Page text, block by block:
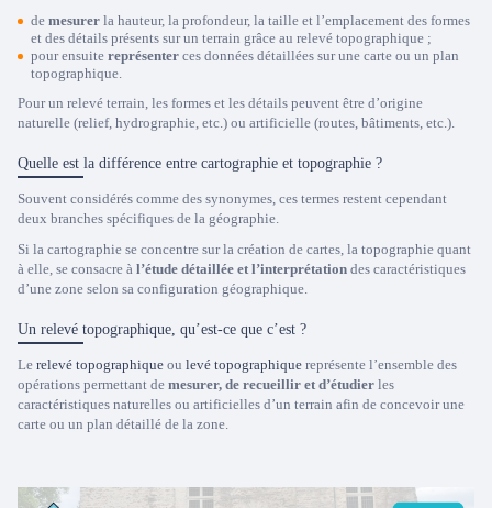
de mesurer la hauteur, la profondeur, la taille et l’emplacement des formes
et des détails présents sur un terrain grâce au relevé topographique ;
pour ensuite représenter ces données détaillées sur une carte ou un plan
topographique.
Pour un relevé terrain, les formes et les détails peuvent être d’origine
naturelle (relief, hydrographie, etc.) ou artificielle (routes, bâtiments, etc.).
Quelle est la différence entre cartographie et topographie ?
Souvent considérés comme des synonymes, ces termes restent cependant
deux branches spécifiques de la géographie.
Si la cartographie se concentre sur la création de cartes, la topographie quant
à elle, se consacre à l’étude détaillée et l’interprétation des caractéristiques
d’une zone selon sa configuration géographique.
Un relevé topographique, qu’est-ce que c’est ?
Le relevé topographique ou levé topographique représente l’ensemble des
opérations permettant de mesurer, de recueillir et d’étudier les
caractéristiques naturelles ou artificielles d’un terrain afin de concevoir une
carte ou un plan détaillé de la zone.